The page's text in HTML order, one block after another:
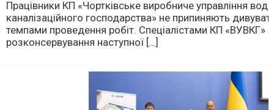
Працівники КП «Чортківське виробниче управління
каналізаційного господарства» не припиняють
темпами проведення робіт. Спеціалістами КП «ВУВКГ»
розконсервування наступної […]